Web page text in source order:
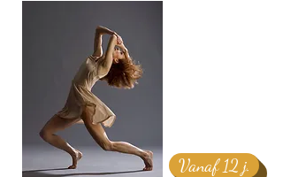
Vanaf 12 j.